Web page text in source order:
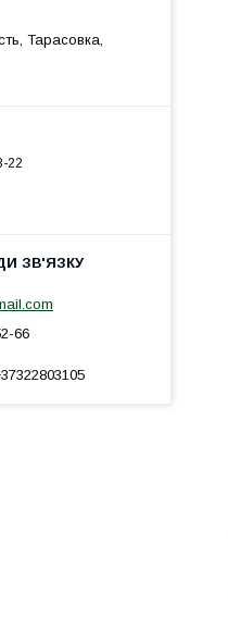
Тарасовка,
22
66